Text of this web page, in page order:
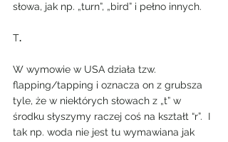
słowa, jak np. „turn”, „bird” i pełno innych.
T.
W wymowie w USA działa tzw.
flapping/tapping i oznacza on z grubsza
tyle, że w niektórych słowach z „t” w
środku słyszymy raczej coś na kształt “r”.  I
tak np. woda nie jest tu wymawiana jak